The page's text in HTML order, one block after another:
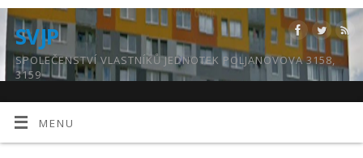
SVJP
SPOLEČENSTVÍ VLASTNÍKŮ JEDNOTEK POLJANOVOVA 3158,
3159
MENU